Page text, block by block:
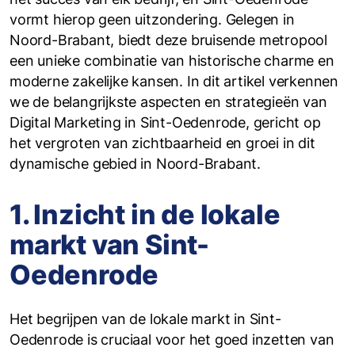
vormt hierop geen uitzondering. Gelegen in
Noord-Brabant, biedt deze bruisende metropool
een unieke combinatie van historische charme en
moderne zakelijke kansen. In dit artikel verkennen
we de belangrijkste aspecten en strategieën van
Digital Marketing in Sint-Oedenrode, gericht op
het vergroten van zichtbaarheid en groei in dit
dynamische gebied in Noord-Brabant.
1. Inzicht in de lokale
markt van Sint-
Oedenrode
Het begrijpen van de lokale markt in Sint-
Oedenrode is cruciaal voor het goed inzetten van